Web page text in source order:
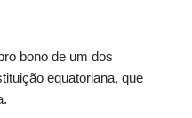
bono de um dos
equatoriana, que